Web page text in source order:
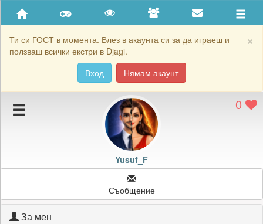
×
Ти си ГОСТ в момента. Влез в акаунта си за да играеш и
ползваш всички екстри в Djagi.
Вход
Нямам акаунт
Приятели
Хронология на игри
Подаръците на Yusuf_F
Картичките на Yusuf_F
0
Yusuf_F
Съобщение
За мен